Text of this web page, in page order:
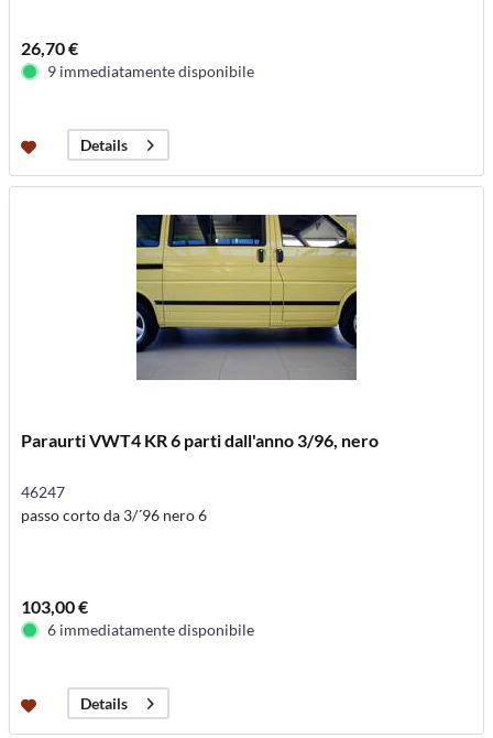
26,70 €
9 immediatamente disponibile
Details
Paraurti VWT4 KR 6 parti dall'anno 3/96, nero
46247
passo corto da 3/´96 nero 6
103,00 €
6 immediatamente disponibile
Details